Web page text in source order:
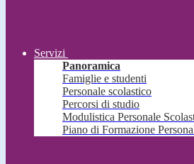
Servizi
Panoramica
Famiglie e studenti
Personale scolastico
Percorsi di studio
Modulistica Personale
Piano di Formazione